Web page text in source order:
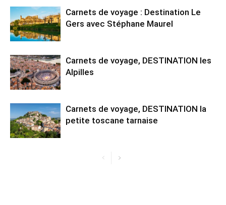
Carnets de voyage : Destination Le
Gers avec Stéphane Maurel
Carnets de voyage, DESTINATION les
Alpilles
Carnets de voyage, DESTINATION la
petite toscane tarnaise